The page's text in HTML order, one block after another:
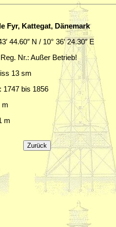
Fyr, Kattegat, Dänemark
44.60″ N / 10° 36′ 24.30″ E
Nr.: Außer Betrieb!
13 sm
1747 bis 1856
m
m